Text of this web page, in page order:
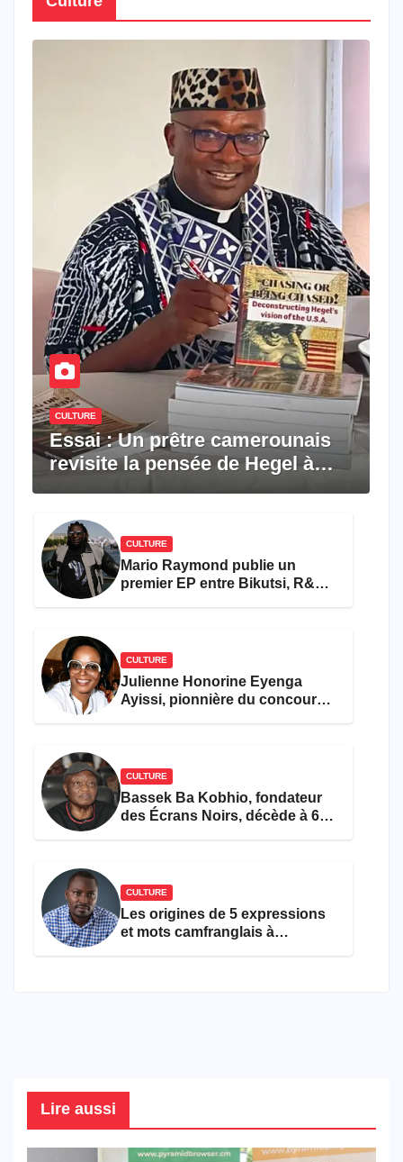
CULTURE
Essai : Un prêtre camerounais
revisite la pensée de Hegel à
CULTURE
Mario Raymond publie un
premier EP entre Bikutsi, R&B
CULTURE
Julienne Honorine Eyenga
Ayissi, pionnière du concours
CULTURE
Bassek Ba Kobhio, fondateur
des Écrans Noirs, décède à 69
CULTURE
Les origines de 5 expressions
et mots camfranglais à
Lire aussi